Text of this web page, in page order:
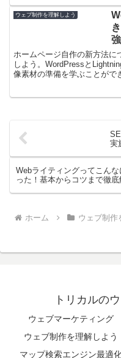
ウェブ制作を理解しよう
ホームページ自作の新方法に
しよう。WordPressと
像素材の準備を学ぶことがで
実
Webライティングってこん
った！基本からコツまで徹底
ホーム ウェブ制作
トリカルの
ウェブマーケティング
ウェブ制作を理解しよう
マップ検索エンジン最適